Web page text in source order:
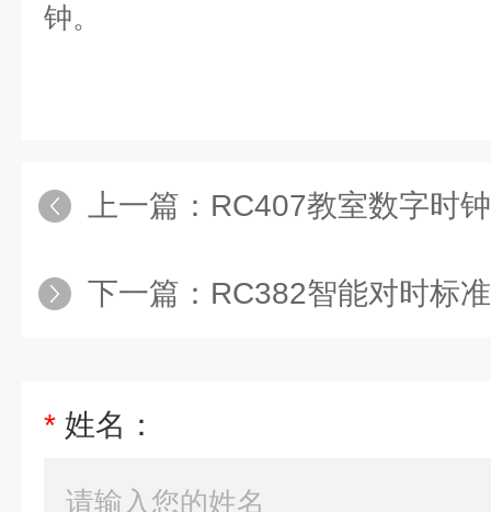
钟。
上一篇： RC407教室数字时
下一篇： RC382智能对时标
* 姓名：